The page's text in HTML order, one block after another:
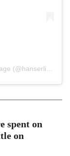
Ein Beitrag geteilt von Hanser Literaturverlage (@hanserliteratur)
spent on
on